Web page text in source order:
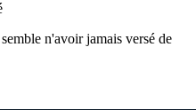
n'avoir jamais versé de